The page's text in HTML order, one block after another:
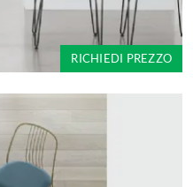
RICHIEDI PREZZO